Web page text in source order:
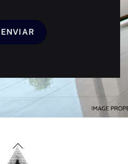
Back
To